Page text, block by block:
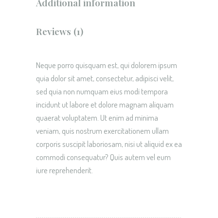
Reviews (1)
Neque porro quisquam est, qui dolorem ipsum
quia dolor sit amet, consectetur, adipisci velit,
sed quia non numquam eius modi tempora
incidunt ut labore et dolore magnam aliquam
quaerat voluptatem. Ut enim ad minima
veniam, quis nostrum exercitationem ullam
corporis suscipit laboriosam, nisi ut aliquid ex ea
commodi consequatur? Quis autem vel eum
iure reprehenderit.